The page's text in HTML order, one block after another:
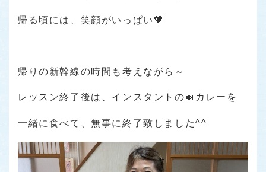
帰る頃には、笑顔がいっぱい💖
帰りの新幹線の時間も考えながら～
レッスン終了後は、インスタントの🍛カレーを
一緒に食べて、無事に終了致しました^^